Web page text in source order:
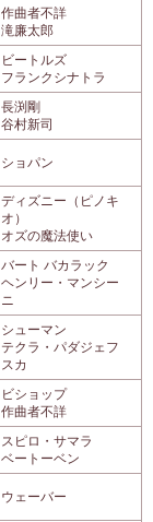
作曲者不詳
滝廉太郎
ビートルズ
フランクシナトラ
長渕剛
谷村新司
ショパン
ディズニー（ピノキ
オ）
オズの魔法使い
バート バカラック
ヘンリー・マンシー
ニ
シューマン
テクラ・パダジェフ
スカ
ビショップ
作曲者不詳
スピロ・サマラ
ベートーベン
ウェーバー